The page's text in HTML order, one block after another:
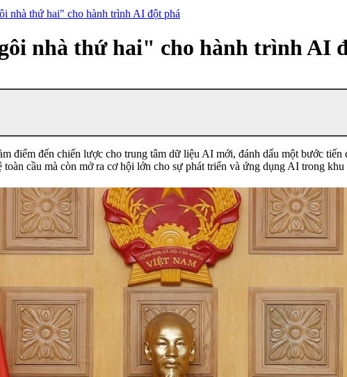
nhà thứ hai" cho hành trình AI đột phá
nhà thứ hai" cho hành trình AI
điểm đến chiến lược cho trung tâm dữ liệu AI mới, đánh dấu một bước
cầu mà còn mở ra cơ hội lớn cho sự phát triển và ứng dụng AI trong khu